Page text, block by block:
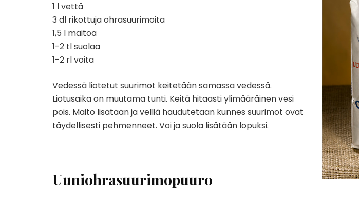
1 l vettä
3 dl rikottuja ohrasuurimoita
1,5 l maitoa
1-2 tl suolaa
1-2 rl voita
Vedessä liotetut suurimot keitetään samassa vedessä.
Liotusaika on muutama tunti. Keitä hitaasti ylimääräinen vesi
pois. Maito lisätään ja velliä haudutetaan kunnes suurimot ovat
täydellisesti pehmenneet. Voi ja suola lisätään lopuksi.
Uuniohrasuurimopuuro